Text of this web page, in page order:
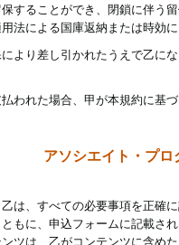
することができ、閉鎖に伴う
法による国庫返納または時効
より差し引かれたうえで乙に
われた場合、甲が本規約に基
アソシエイト・プ
は、すべての必要事項を正確
もに、申込フォームに記載さ
ツは、乙がコンテンツに含め